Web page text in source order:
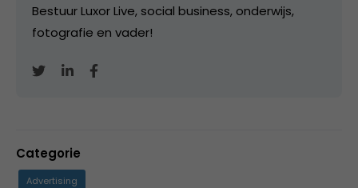
Bestuur Luxor Live, social business, onderwijs,
fotografie en vader!
Categorie
Advertising